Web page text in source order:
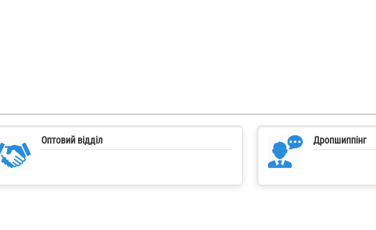
Оптовий відділ Дропшиппінг